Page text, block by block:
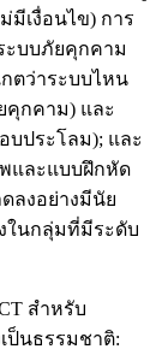
มีเงื่อนไข) การ
ะบบภัยคุกคาม
ตว่าระบบไหน
คุกคาม) และ
บประโลม); และ
และแบบฝึกหัด
ลงอย่างมีนัย
ในกลุ่มที่มีระดับ
สำหรับ
ป็นธรรมชาติ: